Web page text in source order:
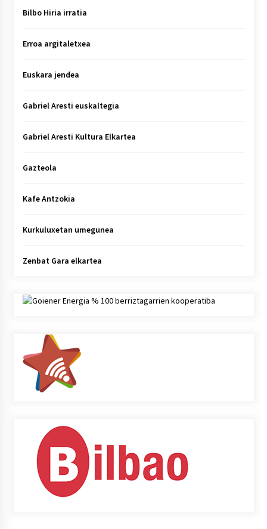
Bilbo Hiria irratia
Erroa argitaletxea
Euskara jendea
Gabriel Aresti euskaltegia
Gabriel Aresti Kultura Elkartea
Gazteola
Kafe Antzokia
Kurkuluxetan umegunea
Zenbat Gara elkartea